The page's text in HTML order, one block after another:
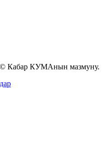
© Кабар КУМАнын мазмуну.